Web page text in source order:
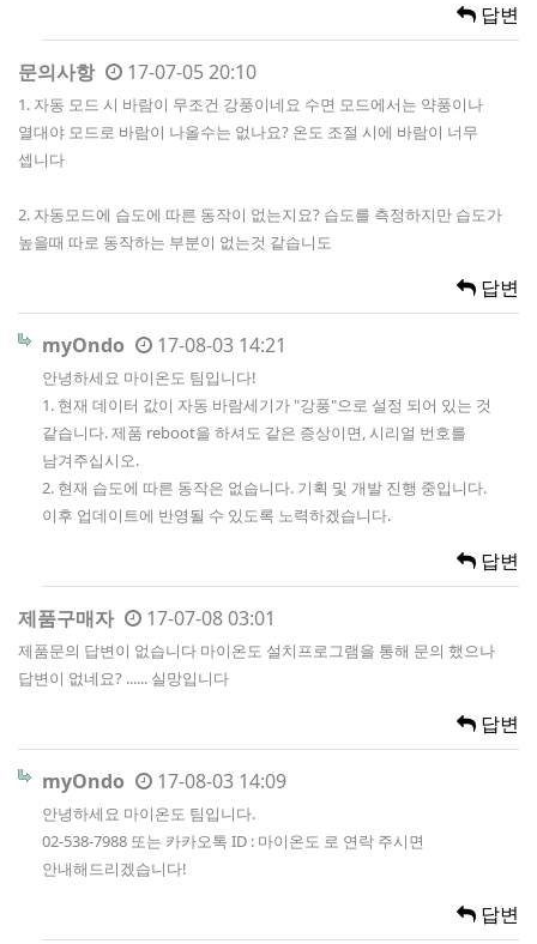
답변
문의사항 17-07-05 20:10
1. 자동 모드 시 바람이 무조건 강풍이네요 수면 모드에서는 약풍이나
열대야 모드로 바람이 나올수는 없나요? 온도 조절 시에 바람이 너무
셉니다
2. 자동모드에 습도에 따른 동작이 없는지요? 습도를 측정하지만 습도가
높을때 따로 동작하는 부분이 없는것 같습니도
답변
myOndo 17-08-03 14:21
안녕하세요 마이온도 팀입니다!
1. 현재 데이터 값이 자동 바람세기가 "강풍"으로 설정 되어 있는 것
같습니다. 제품 reboot을 하셔도 같은 증상이면, 시리얼 번호를
남겨주십시오.
2. 현재 습도에 따른 동작은 없습니다. 기획 및 개발 진행 중입니다.
이후 업데이트에 반영될 수 있도록 노력하겠습니다.
답변
제품구매자 17-07-08 03:01
제품문의 답변이 없습니다 마이온도 설치프로그램을 통해 문의 했으나
답변이 없네요? ...... 실망입니다
답변
myOndo 17-08-03 14:09
안녕하세요 마이온도 팀입니다.
02-538-7988 또는 카카오톡 ID : 마이온도 로 연락 주시면
안내해드리겠습니다!
답변